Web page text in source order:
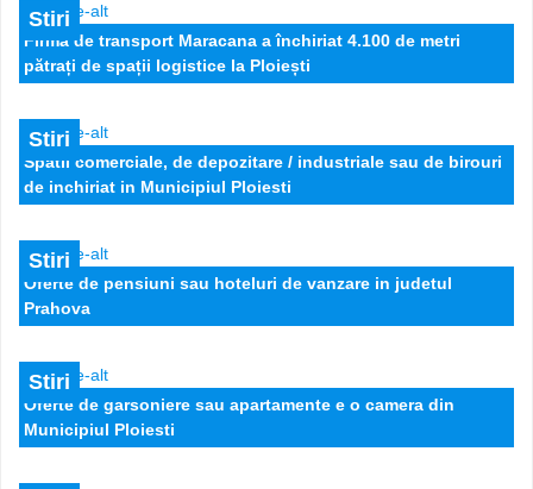
Casa 6 camere central Ploiesti
500 EUR
Stiri
Firma de transport Maracana a închiriat 4.100 de metri
pătrați de spații logistice la Ploiești
Stiri
Spatii comerciale, de depozitare / industriale sau de birouri
de inchiriat in Municipiul Ploiesti
Stiri
Oferte de pensiuni sau hoteluri de vanzare in judetul
Prahova
Stiri
Oferte de garsoniere sau apartamente e o camera din
Municipiul Ploiesti